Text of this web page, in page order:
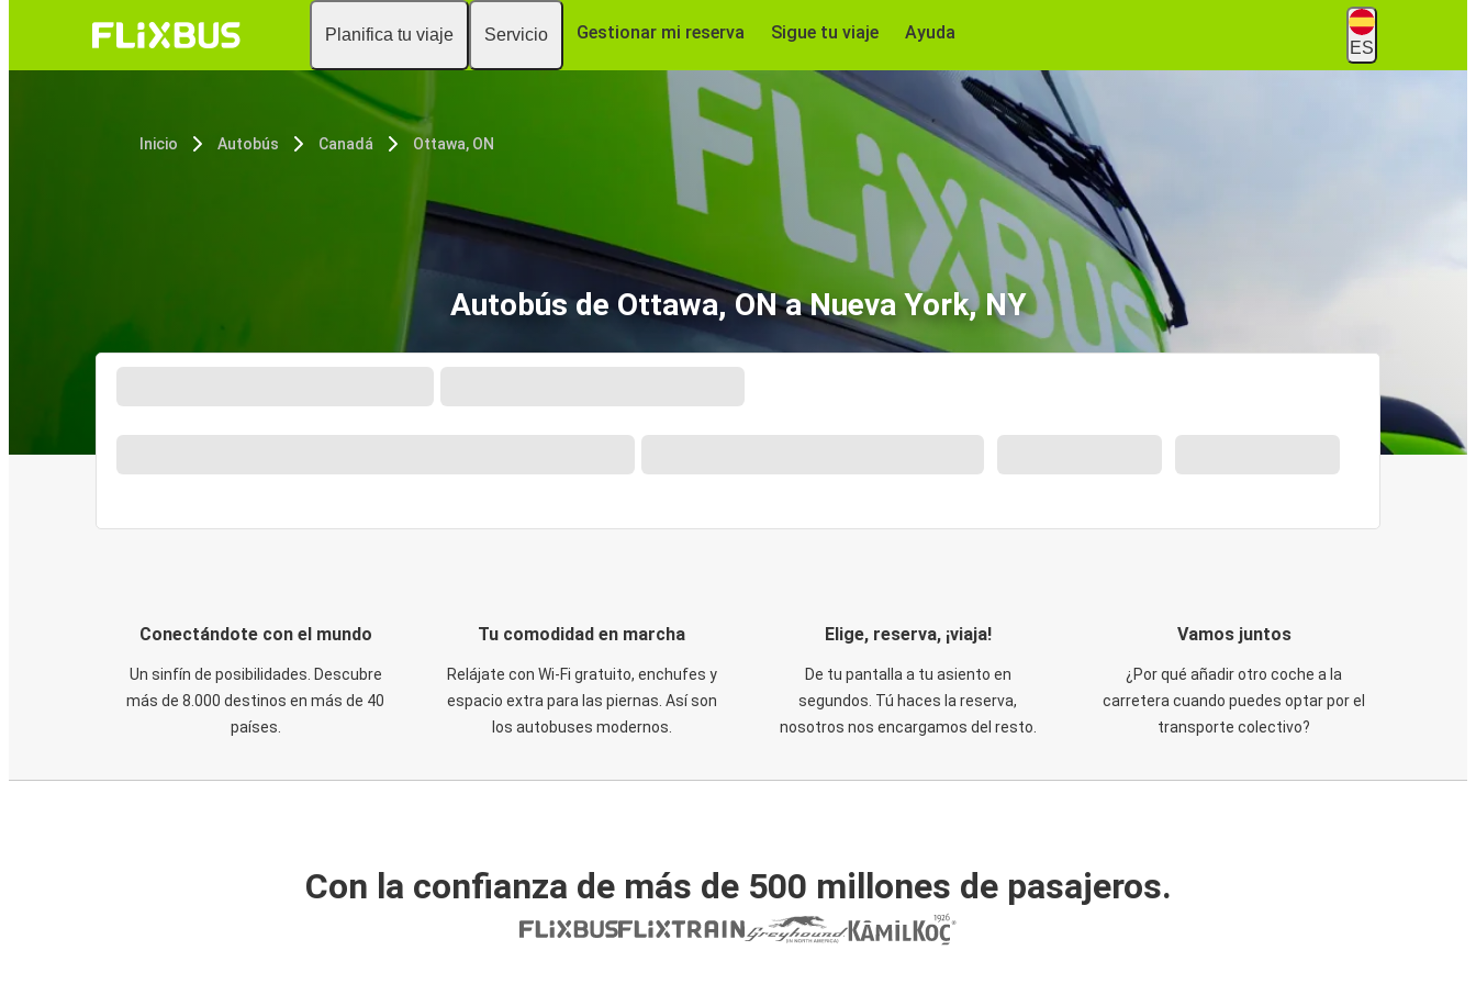
Planifica tu viaje Servicio Gestionar mi reserva Sigue tu viaje Ayuda
ES
Inicio Autobús Canadá Ottawa, ON
Autobús de Ottawa, ON a Nueva York, NY
Conectándote con el mundo
Un sinfín de posibilidades. Descubre
más de 8.000 destinos en más de 40
países.
Tu comodidad en marcha
Relájate con Wi-Fi gratuito, enchufes y
espacio extra para las piernas. Así son
los autobuses modernos.
Elige, reserva, ¡viaja!
De tu pantalla a tu asiento en
segundos. Tú haces la reserva,
nosotros nos encargamos del resto.
Vamos juntos
¿Por qué añadir otro coche a la
carretera cuando puedes optar por el
transporte colectivo?
Con la confianza de más de 500 millones de pasajeros.